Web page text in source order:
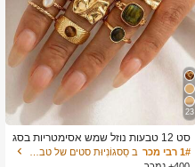
23
סט 12 טבעות נוזל שמש אסימטריות בסג
נון מינימליסטי וינטג', טבעות וינטג' יוקרתי
ות לנשים, מתאים למסיבות, למתנה, ללב
1# רבי מכר